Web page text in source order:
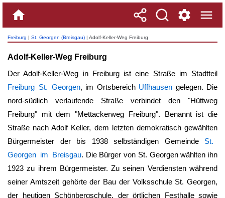
Freiburg | St. Georgen (Breisgau) | Adolf-Keller-Weg Freiburg
Adolf-Keller-Weg Freiburg
Der Adolf-Keller-Weg in Freiburg ist eine Straße im Stadtteil
Freiburg St. Georgen, im Ortsbereich Uffhausen gelegen. Die
nord-südlich verlaufende Straße verbindet den "Hüttweg
Freiburg" mit dem "Mettackerweg Freiburg". Benannt ist die
Straße nach Adolf Keller, dem letzten demokratisch gewählten
Bürgermeister der bis 1938 selbständigen Gemeinde St.
Georgen im Breisgau. Die Bürger von St. Georgen wählten ihn
1923 zu ihrem Bürgermeister. Zu seinen Verdiensten während
seiner Amtszeit gehörte der Bau der Volksschule St. Georgen,
der heutigen Schönbergschule, der örtlichen Festhalle sowie